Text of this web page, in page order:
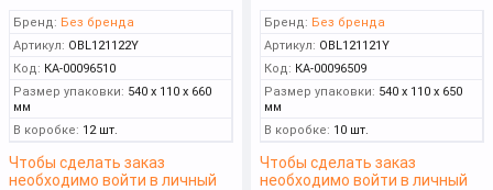
Бренд: Без бренда
Артикул: OBL121122Y
Код: КА-00096510
Размер упаковки: 540 x 110 x 660
мм
В коробке: 12 шт.
Чтобы сделать заказ
необходимо войти в личный
Бренд: Без бренда
Артикул: OBL121121Y
Код: КА-00096509
Размер упаковки: 540 x 110 x 650
мм
В коробке: 10 шт.
Чтобы сделать заказ
необходимо войти в личный